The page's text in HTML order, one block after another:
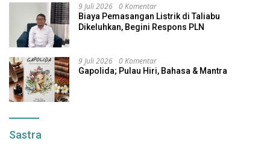
9 Juli 2026 0 Komentar
Biaya Pemasangan Listrik di Taliabu
Dikeluhkan, Begini Respons PLN
9 Juli 2026 0 Komentar
Gapolida; Pulau Hiri, Bahasa & Mantra
Sastra